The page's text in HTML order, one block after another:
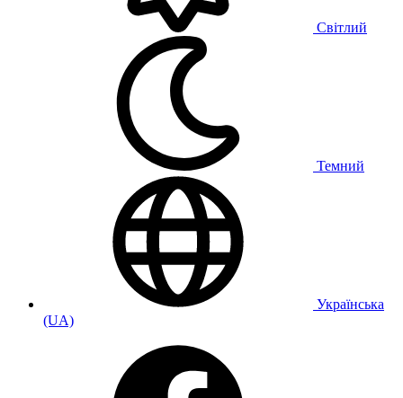
Світлий
Темний
Українська
(UA)